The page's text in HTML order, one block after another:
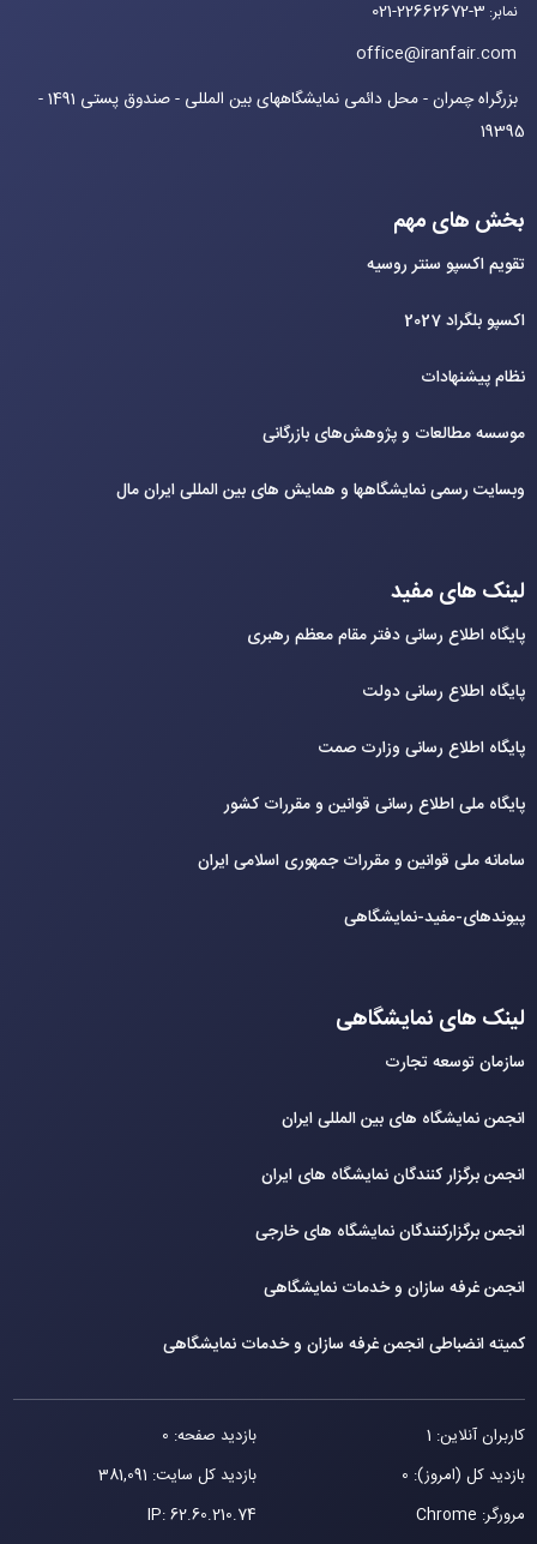
نمابر:
021-22662672-3
office@iranfair.com
بزرگراه چمران - محل دائمی نمایشگاههای بین المللی - صندوق پستی 1491 -
19395
بخش های مهم
تقویم اکسپو سنتر روسیه
اکسپو بلگراد 2027
نظام پیشنهادات
موسسه مطالعات و پژوهش‌های بازرگانی
وبسایت رسمی نمایشگاهها و همایش های بین‌ المللی ایران مال
لینک های مفید
پایگاه اطلاع رسانی دفتر مقام معظم رهبری
پایگاه اطلاع رسانی دولت
پایگاه اطلاع رسانی وزارت صمت
پایگاه ملی اطلاع رسانی قوانین و مقررات کشور
سامانه ملی قوانین و مقررات جمهوری اسلامی ایران
پیوندهای-مفید-نمایشگاهی
لینک های نمایشگاهی
سازمان توسعه تجارت
انجمن نمایشگاه های بین المللی ایران
انجمن برگزار کنندگان نمایشگاه های ایران
انجمن برگزارکنندگان نمایشگاه های خارجی
انجمن غرفه سازان و خدمات نمایشگاهی
کمیته انضباطی انجمن غرفه سازان و خدمات نمایشگاهی
کاربران آنلاین: 1
بازدید صفحه: 0
بازدید کل (امروز): 0
بازدید کل سایت: 381,091
مرورگر: Chrome
IP:62.60.210.74